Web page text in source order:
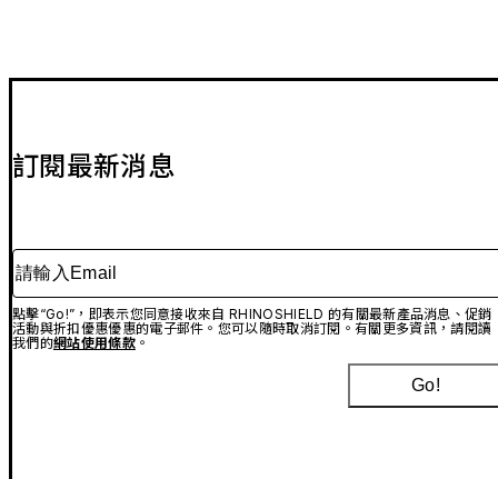
訂閱最新消息
請輸入Email
點擊“Go!”，即表示您同意接收來自 RHINOSHIELD 的有關最新產品消息、促銷
活動與折扣優惠優惠的電子郵件。您可以隨時取消訂閱。有關更多資訊，請閱讀
我們的網站使用條款。
Go!